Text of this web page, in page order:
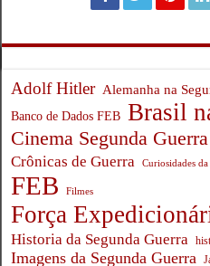
Adolf Hitler Alemanha na
Banco de Dados FEB Brasil
Cinema Segunda Guerra
Crônicas de Guerra Curiosidades
FEB Filmes
Força
Historia da Segunda Guerra
Imagens da Segunda Guerra